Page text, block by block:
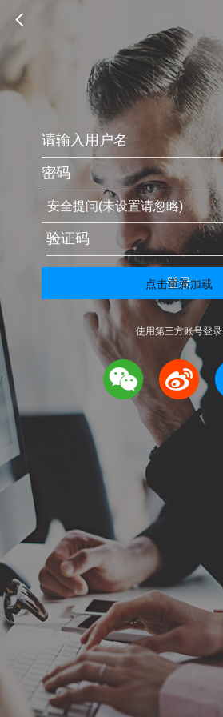
安全提问(未设置请忽略)
点击重新加载
登录
使用第三方账号登录